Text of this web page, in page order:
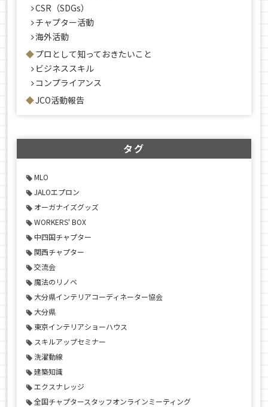
CSR（SDGs）
チャプター活動
海外活動
プロとして知っておきたいこと
ビジネススキル
コンプライアンス
JCO活動報告
タグ
MLO
JALOエプロン
オーガナイズグッズ
WORKERS' BOX
中四国チャプター
関西チャプター
交流会
魔法のリノベ
大分県インテリアコーディネーター協会
大分県
東京インテリアショーハウス
スキルアップセミナー
洗濯動線
建築知識
エクスナレッジ
全国チャプタースタッフオンラインミーティング